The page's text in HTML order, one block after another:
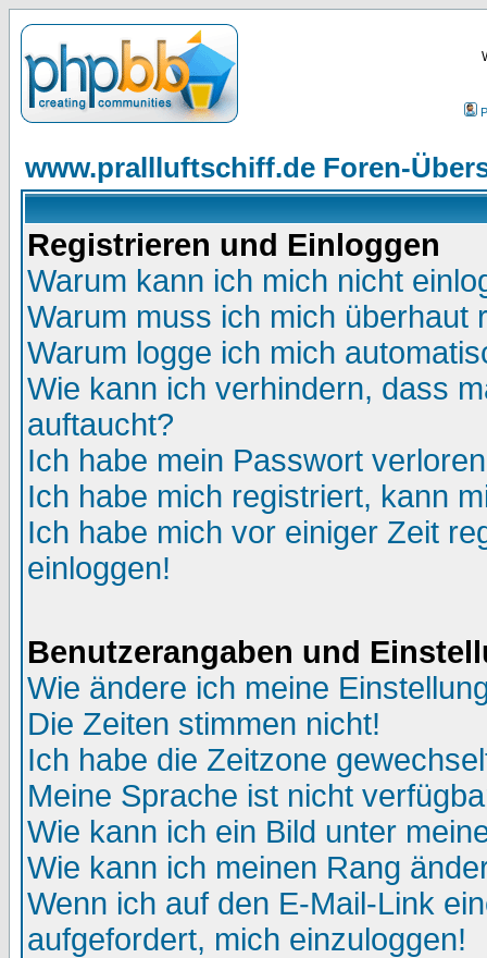
www.prallluftschiff.de Foren-
Registrieren und Einloggen
Warum kann ich mich nicht
Warum muss ich mich überhaut
Warum logge ich mich
Wie kann ich verhindern, dass
auftaucht?
Ich habe mein Passwort
Ich habe mich registriert, kann
Ich habe mich vor einiger Zeit
einloggen!
Benutzerangaben und
Wie ändere ich meine
Die Zeiten stimmen nicht!
Ich habe die Zeitzone
Meine Sprache ist nicht
Wie kann ich ein Bild unter
Wie kann ich meinen Rang
Wenn ich auf den E-Mail-Link
aufgefordert, mich einzuloggen!